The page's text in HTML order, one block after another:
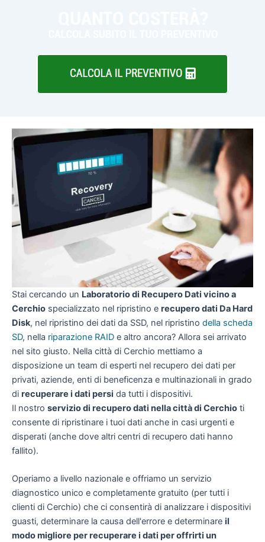
Stai cercando un Laboratorio di Recupero Dati vicino a
Cerchio specializzato nel ripristino e recupero dati Da Hard
Disk, nel ripristino dei dati da SSD, nel ripristino della scheda
SD, nella riparazione RAID e altro ancora? Allora sei arrivato
nel sito giusto. Nella città di Cerchio mettiamo a
disposizione un team di esperti nel recupero dei dati per
privati, aziende, enti di beneficenza e multinazionali in grado
di recuperare i dati persi da tutti i dispositivi.
Il nostro servizio di recupero dati nella città di Cerchio ti
consente di ripristinare i tuoi dati anche in casi urgenti e
disperati (anche dove altri centri di recupero dati hanno
fallito).
Operiamo a livello nazionale e offriamo un servizio
diagnostico unico e completamente gratuito (per tutti i
clienti di Cerchio) che ci consentirà di analizzare i dispositivi
guasti, determinare la causa dell'errore e determinare il
modo migliore per recuperare i dati per offrirti un